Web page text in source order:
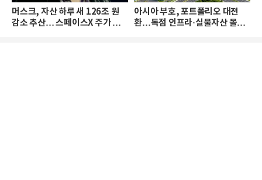
머스크, 자산 하루 새 126조 원
감소 추산… 스페이스X 주가 하
아시아 부호, 포트폴리오 대전
환…독점 인프라·실물자산 몰린